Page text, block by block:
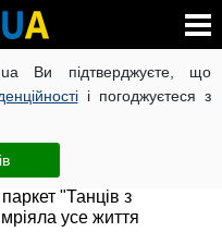
Ви підтверджуєте, що
і погоджуєтеся з
Анна Кошмал
"Танців з
усе життя